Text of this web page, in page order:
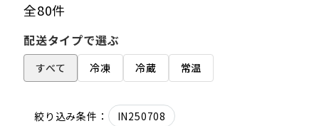
全80件
配送タイプで選ぶ
すべて 冷凍 冷蔵 常温
絞り込み条件： IN250708